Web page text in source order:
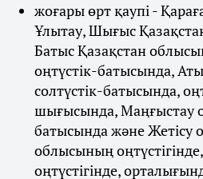
жоғары өрт қаупі -
Ұлытау, Шығыс
Батыс Қазақстан
оңтүстік-батысында,
солтүстік-батысында,
шығысында, Маңғыстау
батысында және Жетісу
облысының
оңтүстігінде,